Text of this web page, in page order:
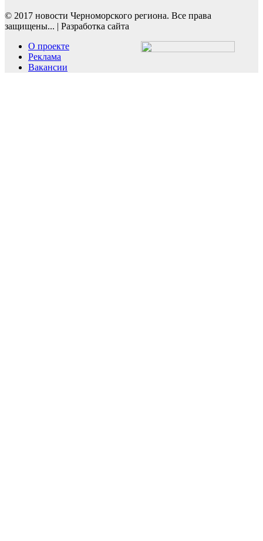
© 2017 новости Черноморского региона. Все права
защищены... | Разработка сайта
О проекте
Реклама
Вакансии